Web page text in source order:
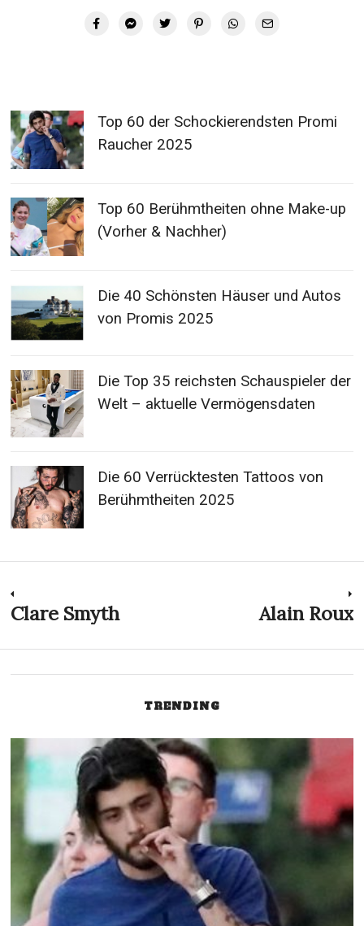
Top 60 der Schockierendsten Promi
Raucher 2025
Top 60 Berühmtheiten ohne Make-up
(Vorher & Nachher)
Die 40 Schönsten Häuser und Autos
von Promis 2025
Die Top 35 reichsten Schauspieler der
Welt – aktuelle Vermögensdaten
Die 60 Verrücktesten Tattoos von
Berühmtheiten 2025
Post
navigation
Previous
Clare Smyth Alain Roux
TRENDING